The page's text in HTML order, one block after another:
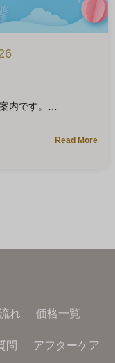
内です。
Read More
れ 価格一覧
問 アフターケア